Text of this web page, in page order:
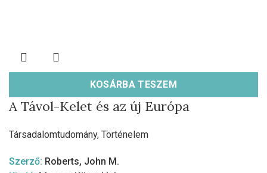
KOSÁRBA TESZEM
A Távol-Kelet és az új Európa
Társadalomtudomány, Történelem
Szerző: Roberts, John M.